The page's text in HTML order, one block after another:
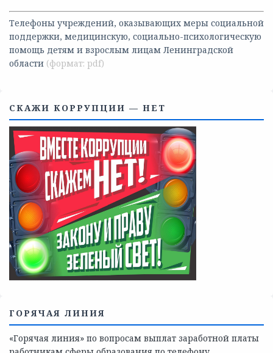
Телефоны учреждений, оказывающих меры социальной
поддержки, медицинскую, социально-психологическую
помощь детям и взрослым лицам Ленинградской
области
СКАЖИ КОРРУПЦИИ — НЕТ